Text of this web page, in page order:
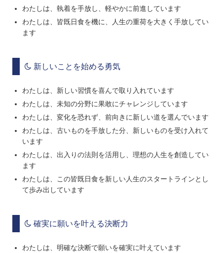
わたしは、執着を手放し、軽やかに前進しています
わたしは、皆既日食を機に、人生の重荷を大きく手放してい
ます
新しいことを始める勇気
わたしは、新しい習慣を喜んで取り入れています
わたしは、未知の分野に果敢にチャレンジしています
わたしは、変化を恐れず、前向きに新しい道を選んでいます
わたしは、古いものを手放した分、新しいものを受け入れて
います
わたしは、出入りの法則を活用し、理想の人生を創造してい
ます
わたしは、この皆既日食を新しい人生のスタートラインとし
て歩み出しています
確実に願いを叶える決断力
わたしは、明確な決断で願いを確実に叶えています